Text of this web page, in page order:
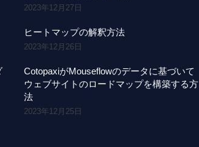
2023年12月27日
ヒートマップの解釈方法
2023年12月26日
CotopaxiがMouseflowのデータに基づいて
ウェブサイトのロードマップを構築する方
法
2023年12月25日